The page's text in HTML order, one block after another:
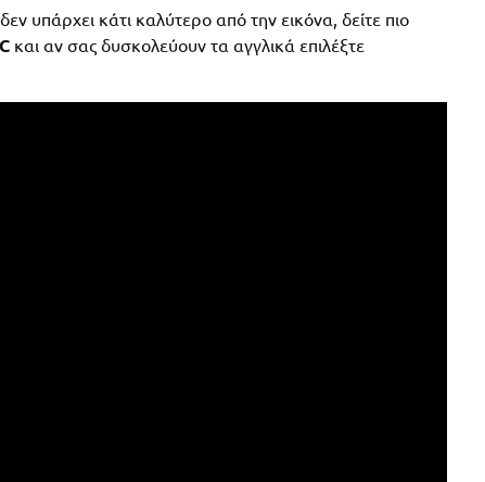
υπάρχει κάτι καλύτερο από την εικόνα, δείτε πιο
και αν σας δυσκολεύουν τα αγγλικά επιλέξτε